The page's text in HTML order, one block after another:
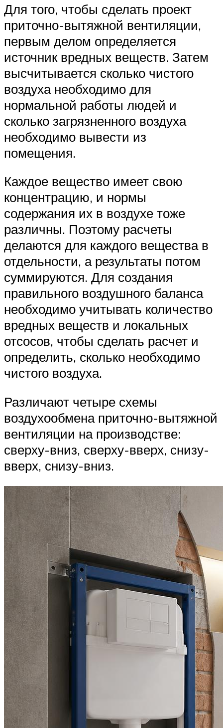
Для того, чтобы сделать проект
приточно-вытяжной вентиляции,
первым делом определяется
источник вредных веществ. Затем
высчитывается сколько чистого
воздуха необходимо для
нормальной работы людей и
сколько загрязненного воздуха
необходимо вывести из
помещения.
Каждое вещество имеет свою
концентрацию, и нормы
содержания их в воздухе тоже
различны. Поэтому расчеты
делаются для каждого вещества в
отдельности, а результаты потом
суммируются. Для создания
правильного воздушного баланса
необходимо учитывать количество
вредных веществ и локальных
отсосов, чтобы сделать расчет и
определить, сколько необходимо
чистого воздуха.
Различают четыре схемы
воздухообмена приточно-вытяжной
вентиляции на производстве:
сверху-вниз, сверху-вверх, снизу-
вверх, снизу-вниз.